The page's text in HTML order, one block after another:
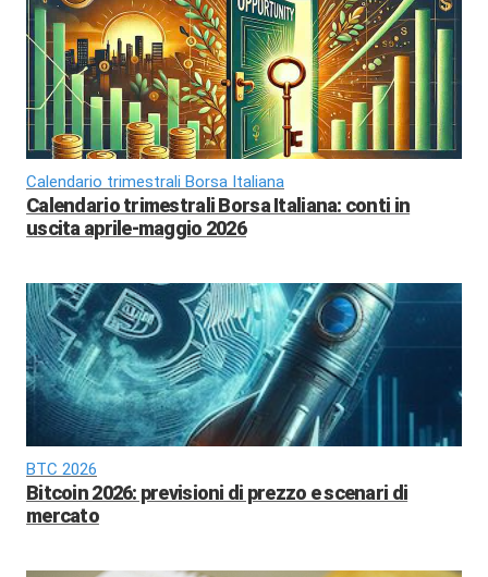
Calendario trimestrali Borsa Italiana
Calendario trimestrali Borsa Italiana: conti in
uscita aprile-maggio 2026
BTC 2026
Bitcoin 2026: previsioni di prezzo e scenari di
mercato